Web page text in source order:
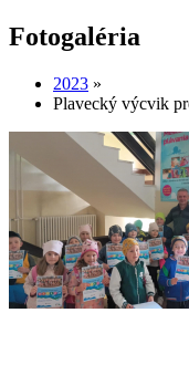
Fotogaléria
2023 »
Plavecký výcvik